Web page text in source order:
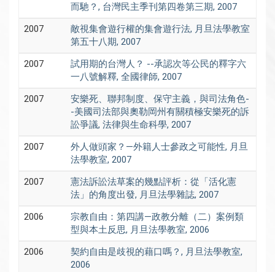
而馳？, 台灣民主季刊第四卷第三期, 2007
2007
敵視集會遊行權的集會遊行法, 月旦法學教室
第五十八期, 2007
2007
試用期的台灣人？ --承認次等公民的釋字六
一八號解釋, 全國律師, 2007
2007
安樂死、聯邦制度、保守主義，與司法角色-
-美國司法部與奧勒岡州有關積極安樂死的訴
訟爭議, 法律與生命科學, 2007
2007
外人做頭家？—外籍人士參政之可能性, 月旦
法學教室, 2007
2007
憲法訴訟法草案的幾點評析：從「活化憲
法」的角度出發, 月旦法學雜誌, 2007
2006
宗教自由：第四講—政教分離（二）案例類
型與本土反思, 月旦法學教室, 2006
2006
契約自由是歧視的藉口嗎？, 月旦法學教室,
2006